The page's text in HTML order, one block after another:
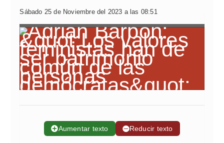
Sábado 25 de Noviembre del 2023 a las 08:51
➕Aumentar texto ➖Reducir texto